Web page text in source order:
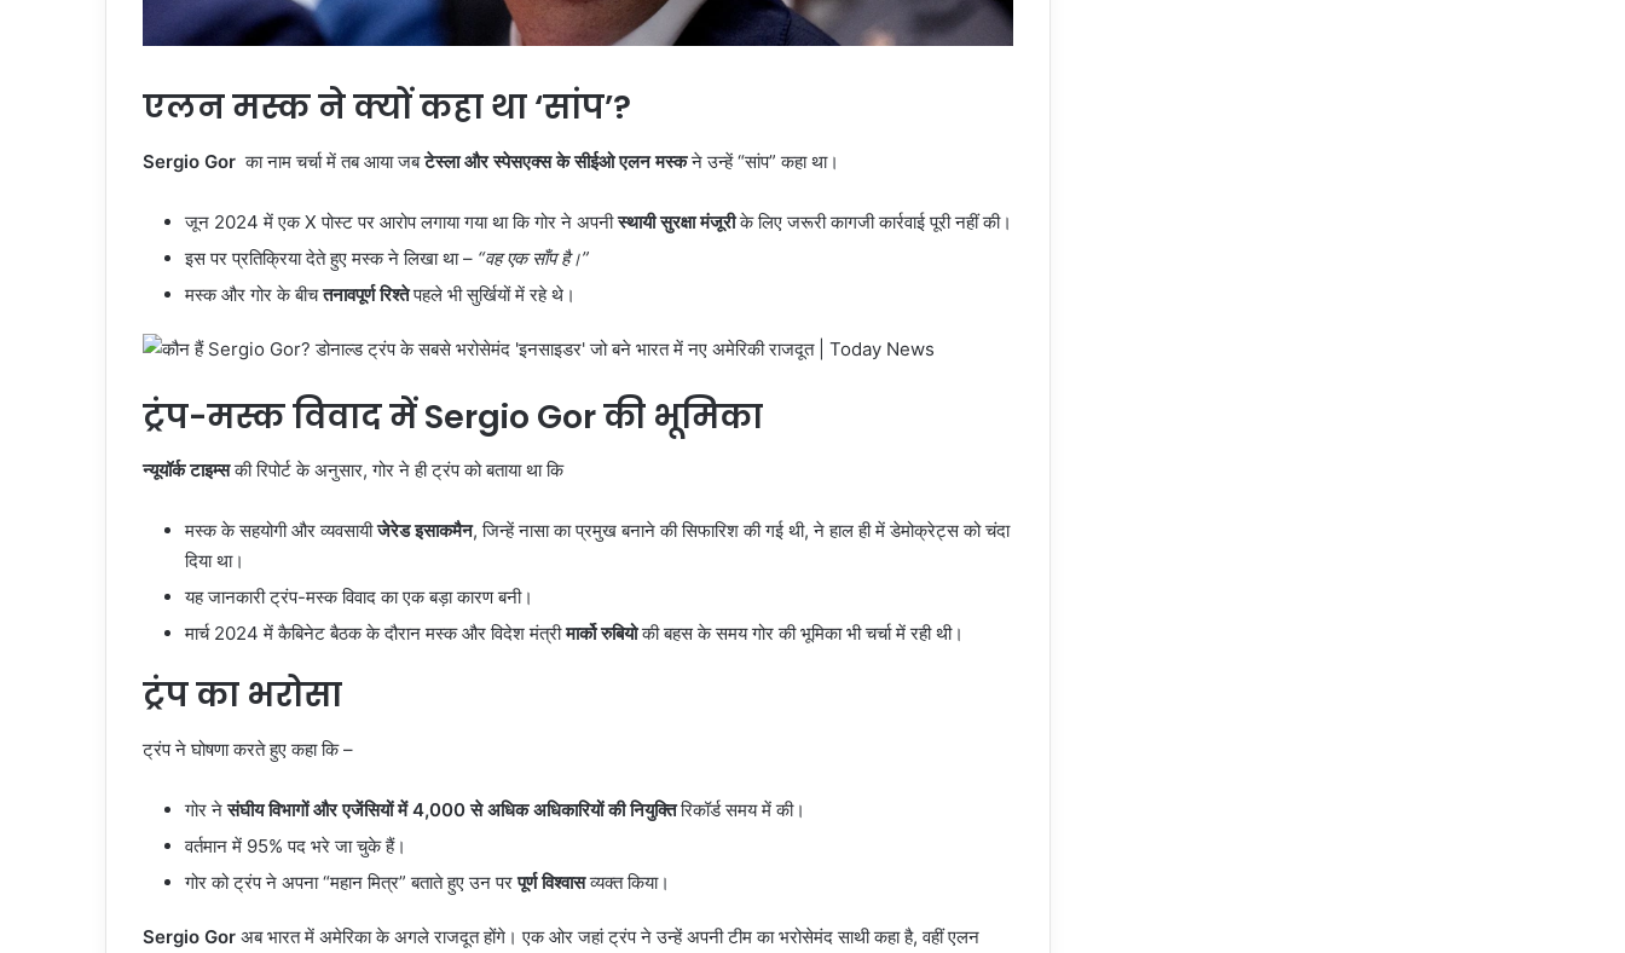
एलन मस्क ने क्यों कहा था ‘सांप’?
Sergio Gor का नाम चर्चा में तब आया जबटेस्ला और स्पेसएक्स के सीईओ एलन मस्कने उन्हें “सांप” कहा था।
जून 2024 में एक X पोस्ट पर आरोप लगाया गया था कि गोर ने अपनीस्थायी सुरक्षा मंजूरीके लिए जरूरी कागजी कार्रवाई पूरी नहीं की।
इस पर प्रतिक्रिया देते हुए मस्क ने लिखा था – “वह एक साँप है।”
मस्क और गोर के बीचतनावपूर्ण रिश्तेपहले भी सुर्खियों में रहे थे।
ट्रंप-मस्क विवाद मेंSergio Gorकी भूमिका
न्यूयॉर्क टाइम्सकी रिपोर्ट के अनुसार, गोर ने ही ट्रंप को बताया था कि
मस्क के सहयोगी और व्यवसायीजेरेड इसाकमैन, जिन्हें नासा का प्रमुख बनाने की सिफारिश की गई थी, ने हाल ही में डेमोक्रेट्स को चंदा
दिया था।
यह जानकारी ट्रंप-मस्क विवाद का एक बड़ा कारण बनी।
मार्च 2024 में कैबिनेट बैठक के दौरान मस्क और विदेश मंत्रीमार्को रुबियोकी बहस के समय गोर की भूमिका भी चर्चा में रही थी।
ट्रंप का भरोसा
ट्रंप ने घोषणा करते हुए कहा कि –
गोर नेसंघीय विभागों और एजेंसियों में 4,000 से अधिक अधिकारियों की नियुक्तिरिकॉर्ड समय में की।
वर्तमान में 95% पद भरे जा चुके हैं।
गोर को ट्रंप ने अपना “महान मित्र” बताते हुए उन परपूर्ण विश्वासव्यक्त किया।
Sergio Gor अब भारत में अमेरिका के अगले राजदूत होंगे। एक ओर जहां ट्रंप ने उन्हें अपनी टीम का भरोसेमंद साथी कहा है, वहीं एलन